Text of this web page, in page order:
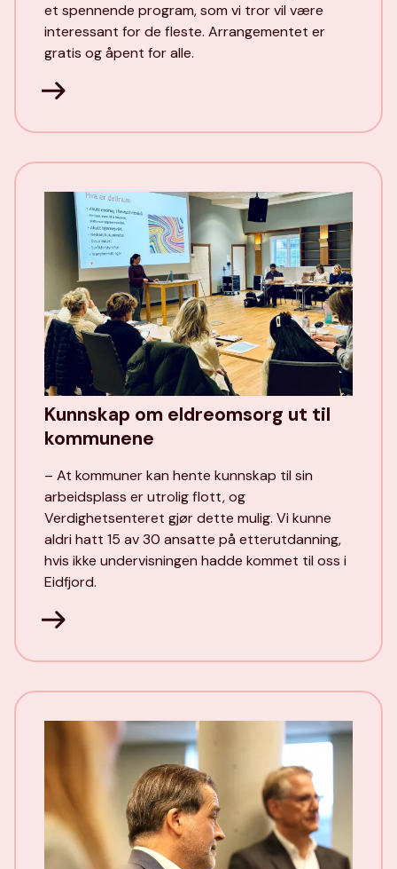
et spennende program, som vi tror vil være
interessant for de fleste. Arrangementet er
gratis og åpent for alle.
Kunnskap om eldreomsorg ut til
kommunene
– At kommuner kan hente kunnskap til sin
arbeidsplass er utrolig flott, og
Verdighetsenteret gjør dette mulig. Vi kunne
aldri hatt 15 av 30 ansatte på etterutdanning,
hvis ikke undervisningen hadde kommet til oss i
Eidfjord.